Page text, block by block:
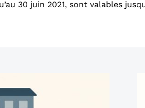
30 juin 2021, sont valables